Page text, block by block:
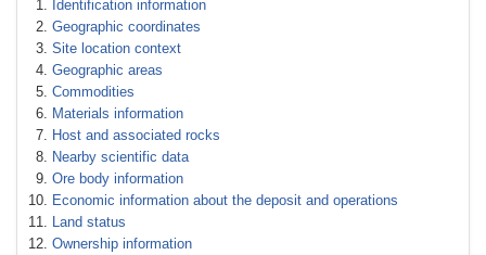
Identification information
Geographic coordinates
Site location context
Geographic areas
Commodities
Materials information
Host and associated rocks
Nearby scientific data
Ore body information
Economic information about the deposit and operations
Land status
Ownership information